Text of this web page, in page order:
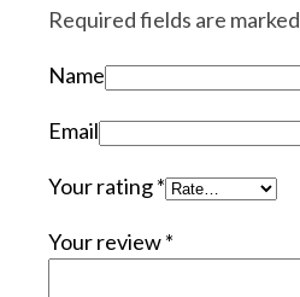
Required fields are marked
Name
Email
Your rating*
Your review*